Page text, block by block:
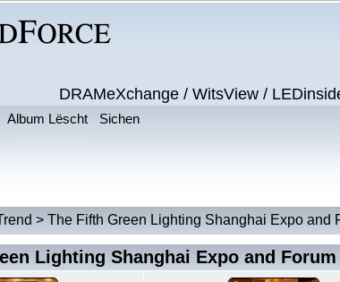
DRAMeXchange / WitsView /
Album Lëscht Sichen
> The Fifth Green Lighting Shanghai Expo and
Lighting Shanghai Expo and Forum